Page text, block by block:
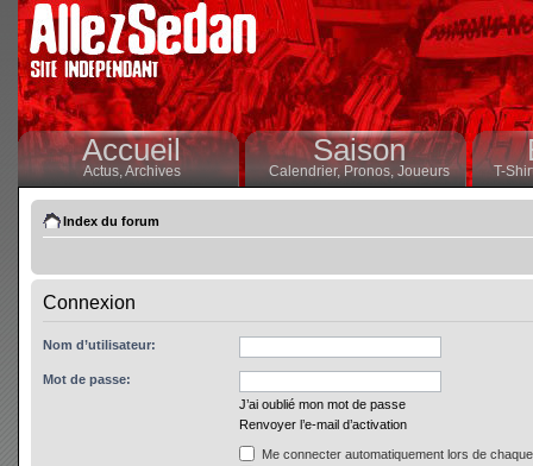
Accueil
Actus,Archives
Saison
Calendrier,Pronos, Joueurs T-
Index du forum
Connexion
Nom d’utilisateur:
Mot de passe:
J’ai oublié mon mot de passe
Renvoyer l’e-mail d’activation
Me connecter automatiquement lors de